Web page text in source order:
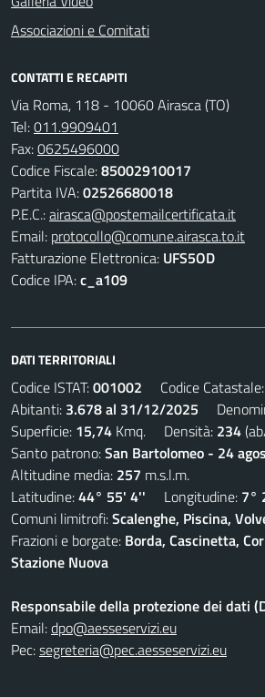
Associazioni e Comitati
CONTATTI E RECAPITI
Via Roma, 118 - 10060 Airasca (TO)
Tel:011.9909401
Fax:0625496000
Codice Fiscale:85002910017
Partita IVA:02526680018
P.E.C.:airasca@postemailcertificata.it
Email: protocollo@comune.airasca.to.it
Fatturazione Elettronica: UFS5OD
Codice IPA:c_a109
DATI TERRITORIALI
Codice ISTAT:001002 Codice Catastale:
Abitanti: 3.678 al 31/12/2025
Superficie: 15,74 Kmq. Densità: 234
Santo patrono:San Bartolomeo - 24
Altitudine media: 257 m.s.l.m.
Latitudine:44° 55' 4'' Longitudine: 7°
Comuni limitrofi:Scalenghe, Piscina,
Frazioni e borgate: Borda, Cascinetta,
Stazione Nuova
Responsabile della protezione dei dati
Email:dpo@aesseservizi.eu
Pec:segreteria@pec.aesseservizi.eu